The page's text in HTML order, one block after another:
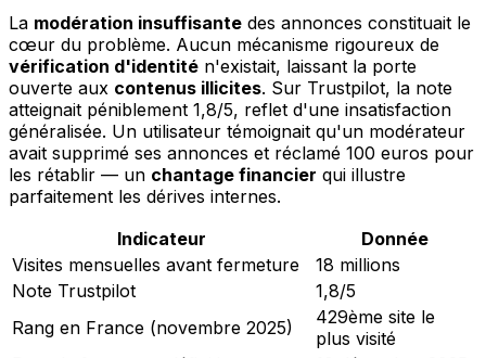
La modération insuffisante des annonces constituait le
cœur du problème. Aucun mécanisme rigoureux de
vérification d'identité n'existait, laissant la porte
ouverte aux contenus illicites. Sur Trustpilot, la note
atteignait péniblement 1,8/5, reflet d'une insatisfaction
généralisée. Un utilisateur témoignait qu'un modérateur
avait supprimé ses annonces et réclamé 100 euros pour
les rétablir — un chantage financier qui illustre
parfaitement les dérives internes.
Indicateur
Donnée
Visites mensuelles avant fermeture
18 millions
Note Trustpilot
1,8/5
Rang en France (novembre 2025)
429ème site le
plus visité